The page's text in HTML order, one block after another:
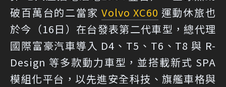
破百萬台的二當家 Volvo XC60 運動休旅也
於今（16日）在台發表第二代車型，總代理
國際富豪汽車導入 D4、T5、T6、T8 與 R-
Design 等多款動力車型，並搭載新式 SPA
模組化平台，以先進安全科技、旗艦車格與